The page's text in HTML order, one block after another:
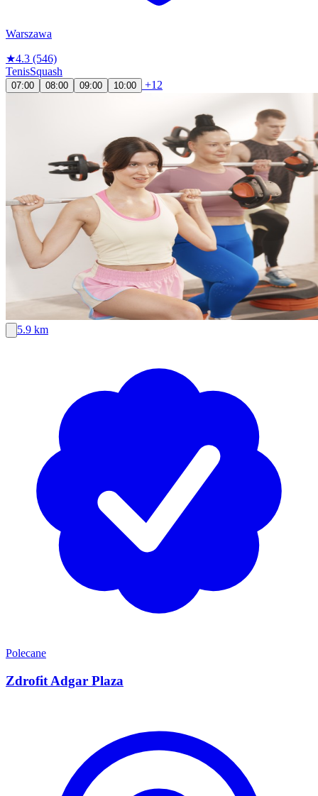
Warszawa
★4.3 (546)
TenisSquash
07:00 08:00 09:00 10:00 +12
5.9 km
Polecane
Zdrofit Adgar Plaza